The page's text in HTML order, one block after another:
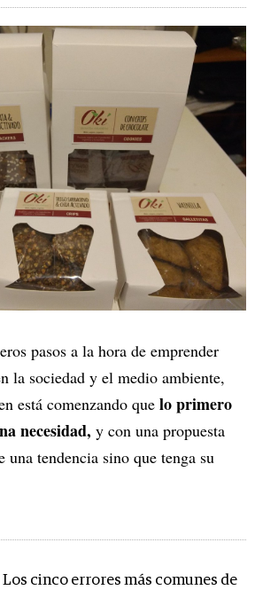
pasos a la hora de emprender
la sociedad y el medio ambiente,
está comenzando que lo primero
necesidad, y con una propuesta
una tendencia sino que tenga su
Los cinco errores más comunes de